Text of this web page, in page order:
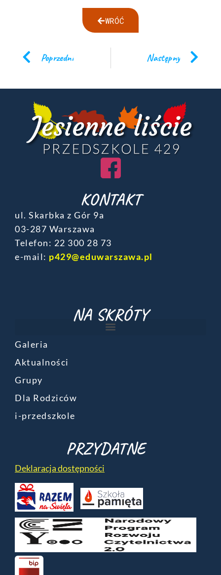
WRÓĆ
Poprzedni Następny
KONTAKT
ul. Skarbka z Gór 9a
03-287 Warszawa
Telefon: ‎22 300 28 73
e-mail: p429@eduwarszawa.pl
NA SKRÓTY
Galeria
Aktualności
Grupy
Dla Rodziców
i-przedszkole
PRZYDATNE
Deklaracja dostępności